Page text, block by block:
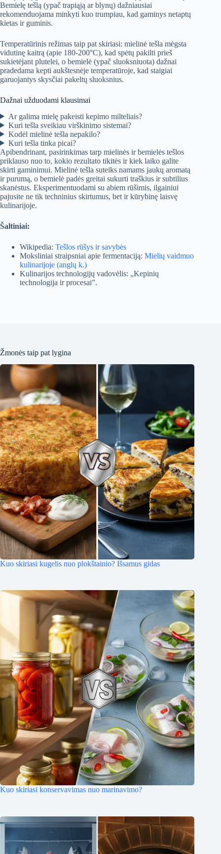
Bemielę tešlą (ypač trapiąją ar blynų) dažniausiai
rekomenduojama minkyti kuo trumpiau, kad gaminys netaptų
kietas ir guminis.
Temperatūrinis režimas taip pat skiriasi: mielinė tešla mėgsta
vidutinę kaitrą (apie 180-200°C), kad spėtų pakilti prieš
sukietėjant plutelei, o bemielė (ypač sluoksniuota) dažnai
pradedama kepti aukštesnėje temperatūroje, kad staigiai
garuojantys skysčiai pakeltų sluoksnius.
Dažnai užduodami klausimai
Ar galima mielę pakeisti kepimo milteliais?
Kuri tešla sveikiau virškinimo sistemai?
Kodėl mielinė tešla nepakilo?
Kuri tešla tinka picai?
Apibendrinant, pasirinkimas tarp mielinės ir bemielės tešlos
priklauso nuo to, kokio rezultato tikitės ir kiek laiko galite
skirti gaminimui. Mielinė tešla suteiks namams jaukų aromatą
ir purumą, o bemielė padės greitai sukurti traškius ir subtilius
skanėstus. Eksperimentuodami su abiem rūšimis, ilgainiui
pajusite ne tik techninius skirtumus, bet ir kūrybinę laisvę
kulinarijoje.
Šaltiniai:
Wikipedia: Tešlos rūšys ir savybės
Moksliniai straipsniai apie fermentaciją: Mielių vaidmuo
kulinarijoje (anglų k.)
Kulinarijos technologijų vadovėlis: „Kepinių
technologija ir procesai”.
Žmonės taip pat lygina
Kuo skiriasi kugelis nuo plokštainio? Išsamus gidas
Kuo skiriasi konservavimas nuo marinavimo?